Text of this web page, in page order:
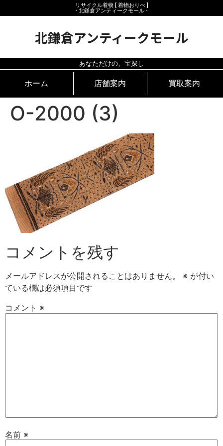
リサイクル着物 [ 着物おりべ ]
- 北鎌倉アンティークモール ‐
北鎌倉アンティークモール
あなただけの、宝探し
ホーム 店舗案内 買取案内
O-2000 (3)
コメントを残す
メールアドレスが公開されることはありません。 ※ が付い
ている欄は必須項目です
コメント ※
名前 ※